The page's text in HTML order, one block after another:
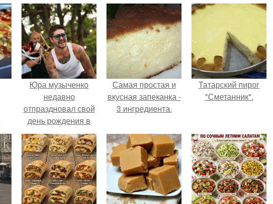
Юра музыченко
недавно
отпраздновал свой
день рождения в
кругу самых
близких и родных
людей.
Самая простая и
вкусная запеканка -
3 ингредиента.
Татарский пирог
"Сметанник".